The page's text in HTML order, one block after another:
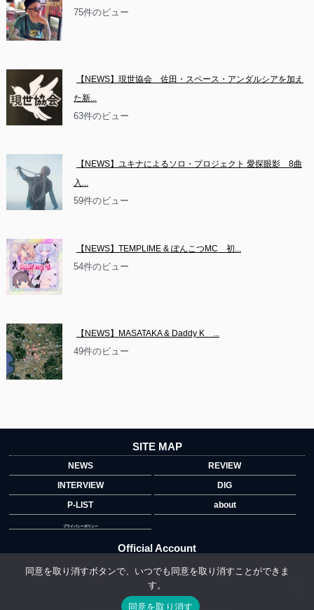
75件のビュー
【NEWS】現世協会　佐田・スペース・アンダルシアを加え
た新...
63件のビュー
【NEWS】ユキナによるソロ・プロジェクト 愛探眼影　8曲
入...
59件のビュー
【NEWS】TEMPLIME & ぽんこつMC　初...
54件のビュー
【NEWS】MASATAKA & Daddy K　...
49件のビュー
SITE MAP
NEWS
REVIEW
INTERVIEW
DIG
P-LIST
about
プライバシーポリシー
Official Account
同意を取り消すボタンで、いつでも同意を取り消すことができま
す。
同意を取り消す